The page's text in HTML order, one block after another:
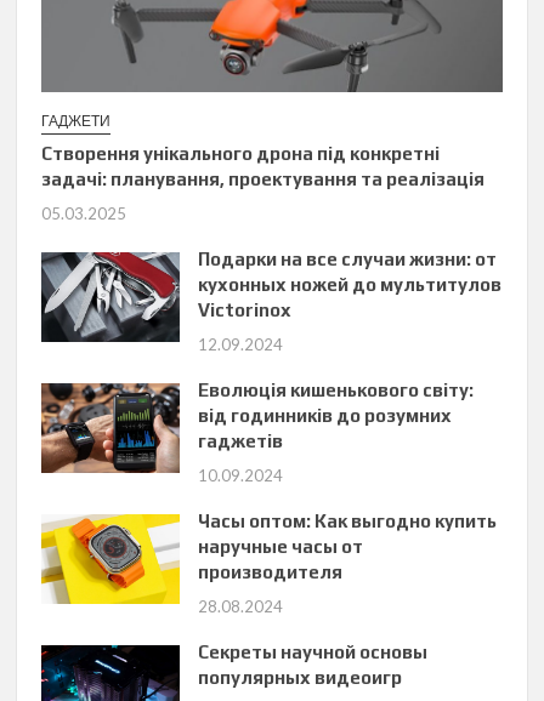
ГАДЖЕТИ
Створення унікального дрона під конкретні
задачі: планування, проектування та реалізація
05.03.2025
Подарки на все случаи жизни: от
кухонных ножей до мультитулов
Victorinox
12.09.2024
Еволюція кишенькового світу:
від годинників до розумних
гаджетів
10.09.2024
Часы оптом: Как выгодно купить
наручные часы от
производителя
28.08.2024
Секреты научной основы
популярных видеоигр